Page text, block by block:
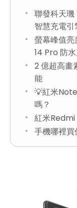
聯發科天
智慧充電引
螢幕峰值
14 Pro 防
2 億超高畫
能
💡紅米
嗎？
紅米
手機哪裡